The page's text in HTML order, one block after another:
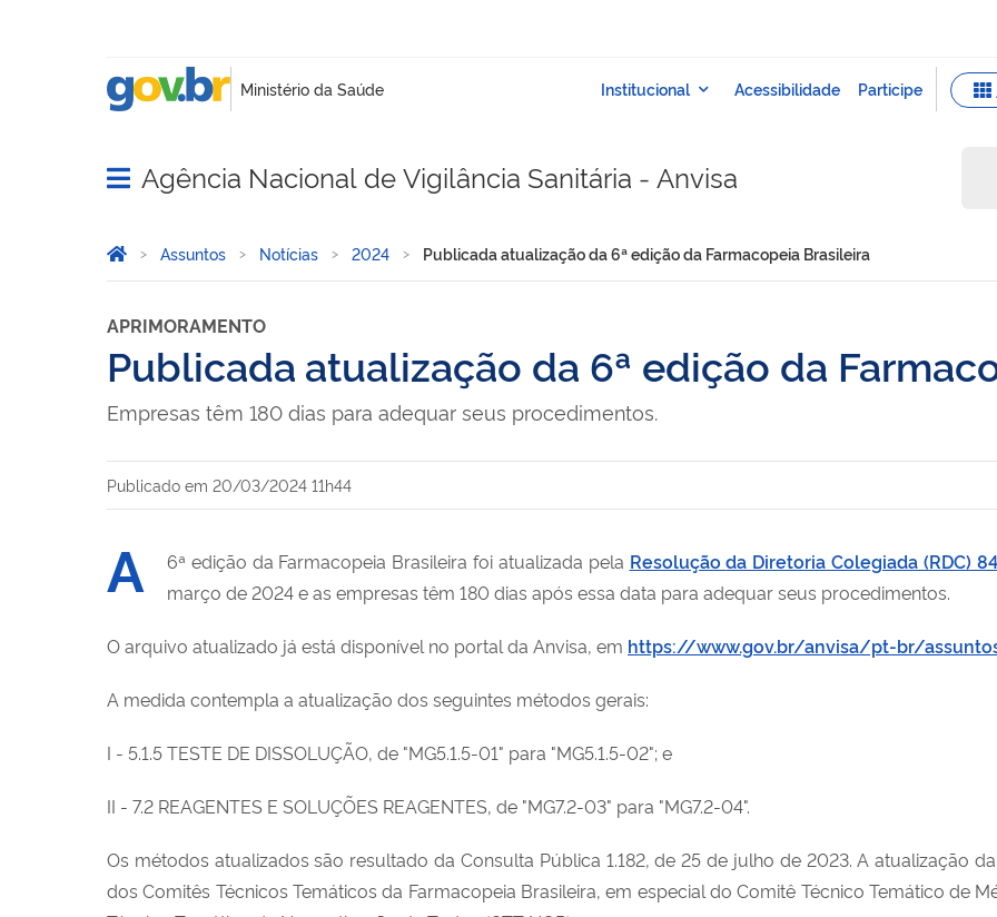
Abrir menu principal de navegação
Agência Nacional de Vigilância Sanitária - Anvisa
Você está aqui:
Página Inicial
Assuntos Notícias 2024 Publicada atualização da 6ª edição da Farmacopeia Brasileira
APRIMORAMENTO
Publicada atualização da 6ª edição da
Empresas têm 180 dias para adequar seus procedimentos.
Publicado em 20/03/2024 11h44
A 6ª edição da Farmacopeia Brasileira foi atualizada pela Resoluçãoda Diretoria Colegiada (RDC)
março de 2024 e as empresas têm 180 dias após essa data para adequar seus procedimentos.
O arquivo atualizado já está disponível no portal da Anvisa, em https://www.gov.br/anvisa/pt-br/
A medida contempla a atualização dos seguintes métodos gerais:
I - 5.1.5 TESTE DE DISSOLUÇÃO, de "MG5.1.5-01" para "MG5.1.5-02"; e
II - 7.2 REAGENTES E SOLUÇÕES REAGENTES, de "MG7.2-03" para "MG7.2-04".
Os métodos atualizados são resultado da Consulta Pública 1.182, de 25 de julho de 2023. A atualização
dos Comitês Técnicos Temáticos da Farmacopeia Brasileira, em especial do Comitê Técnico Temático de